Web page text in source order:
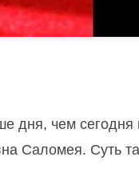
дня, чем сегодня
Саломея. Суть